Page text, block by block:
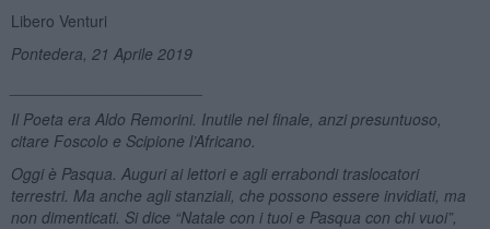
Libero Venturi
Pontedera, 21 Aprile 2019
Il Poeta era Aldo Remorini. Inutile nel finale, anzi presuntuoso,
citare Foscolo e Scipione l’Africano.
Oggi è Pasqua. Auguri ai lettori e agli errabondi traslocatori
terrestri. Ma anche agli stanziali, che possono essere invidiati, ma
non dimenticati. Si dice “Natale con i tuoi e Pasqua con chi vuoi”,